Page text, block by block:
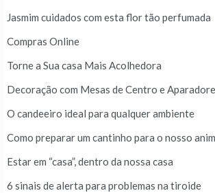
Jasmim cuidados com esta flor tão perfumada
Compras Online
Torne a Sua casa Mais Acolhedora
Decoração com Mesas de Centro e
O candeeiro ideal para qualquer ambiente
Como preparar um cantinho para o nosso
Estar em “casa”, dentro da nossa casa
6 sinais de alerta para problemas na tiroide